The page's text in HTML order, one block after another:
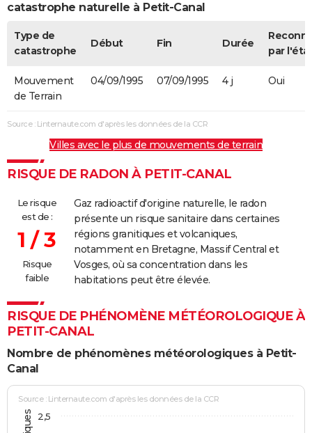
catastrophe naturelle à Petit-Canal
Type de
catastrophe
Début Fin Durée
par
Mouvement
de Terrain
04/09/1995 07/09/1995 4 j Oui
Source : Linternaute.com d'après les données de la CCR
Villes avec le plus de mouvements de terrain
RISQUE DE RADON À PETIT-CANAL
Le risque
est de :
1 / 3
Risque
faible
Gaz radioactif d'origine naturelle, le radon
présente un risque sanitaire dans certaines
régions granitiques et volcaniques,
notamment en Bretagne, Massif Central et
Vosges, où sa concentration dans les
habitations peut être élevée.
RISQUE DE PHÉNOMÈNE MÉTÉOROLOGIQUE À
PETIT-CANAL
Nombre de phénomènes météorologiques à Petit-
Canal
Source : Linternaute.com d'après les données de la CCR
2,5